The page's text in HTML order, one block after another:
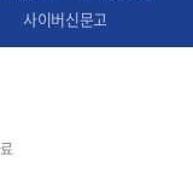
사이버신문고